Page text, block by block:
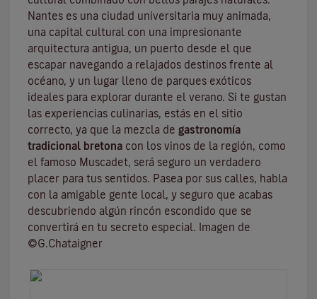
Nantes es una ciudad universitaria muy animada,
una capital cultural con una impresionante
arquitectura antigua, un puerto desde el que
escapar navegando a relajados destinos frente al
océano, y un lugar lleno de parques exóticos
ideales para explorar durante el verano. Si te gustan
las experiencias culinarias, estás en el sitio
correcto, ya que la mezcla de gastronomía
tradicional bretona con los vinos de la región, como
el famoso Muscadet, será seguro un verdadero
placer para tus sentidos. Pasea por sus calles, habla
con la amigable gente local, y seguro que acabas
descubriendo algún rincón escondido que se
convertirá en tu secreto especial. Imagen de
©G.Chataigner